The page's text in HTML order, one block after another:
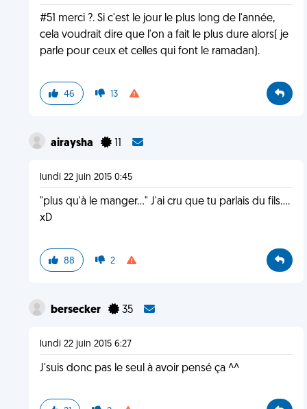
#51 merci ?. Si c'est le jour le plus long de l'année,
cela voudrait dire que l'on a fait le plus dure alors( je
parle pour ceux et celles qui font le ramadan).
46 13
airaysha 11
lundi 22 juin 2015 0:45
"plus qu'à le manger..." J'ai cru que tu parlais du fils....
xD
88 2
bersecker 35
lundi 22 juin 2015 6:27
J'suis donc pas le seul à avoir pensé ça ^^